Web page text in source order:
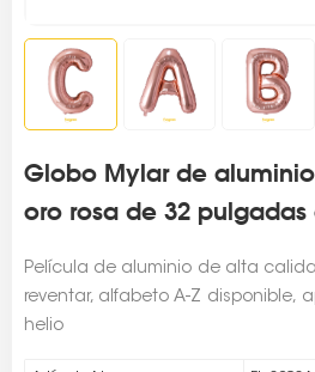
Globo Mylar de
oro rosa de 32
Película de aluminio de alta
reventar, alfabeto A-Z disponible,
helio